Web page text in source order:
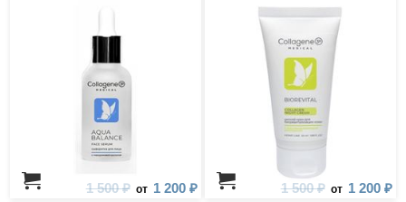
1 500 ₽ от 1 200 ₽ 1 500 ₽ от 1 200 ₽